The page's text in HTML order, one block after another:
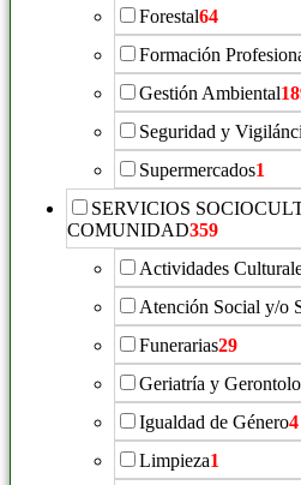
Forestal64
Formación
Gestión Ambiental
Seguridad y
Supermercados1
SERVICIOS
COMUNIDAD359
Actividades
Atención Social y/o
Funerarias29
Geriatría y
Igualdad de Género4
Limpieza1